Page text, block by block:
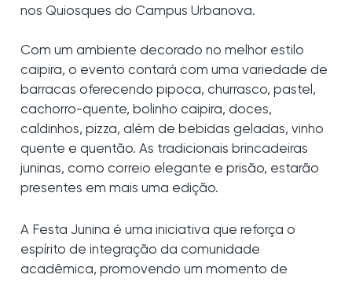
nos Quiosques do Campus Urbanova.
Com um ambiente decorado no melhor estilo
caipira, o evento contará com uma variedade de
barracas oferecendo pipoca, churrasco, pastel,
cachorro-quente, bolinho caipira, doces,
caldinhos, pizza, além de bebidas geladas, vinho
quente e quentão. As tradicionais brincadeiras
juninas, como correio elegante e prisão, estarão
presentes em mais uma edição.
A Festa Junina é uma iniciativa que reforça o
espírito de integração da comunidade
acadêmica, promovendo um momento de